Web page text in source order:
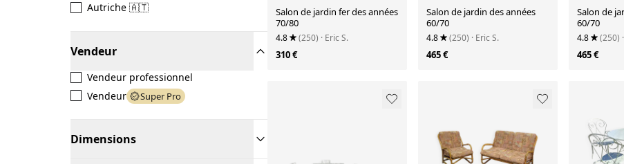
Autriche 🇦🇹
Vendeur
Vendeur professionnel
Vendeur
Super Pro
Dimensions
Salon de jardin fer des années
70/80
4.8 (250) · Eric S.
310 €
Salon de jardin des années
60/70
4.8 (250) · Eric S.
465 €
Salon de
60/70
4.8 (250)
465 €